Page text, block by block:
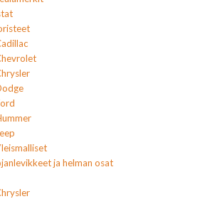
ja helman osat